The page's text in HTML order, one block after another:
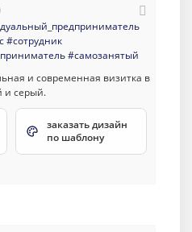
#сотрудник
#самозанятый
заказать дизайн
по шаблону